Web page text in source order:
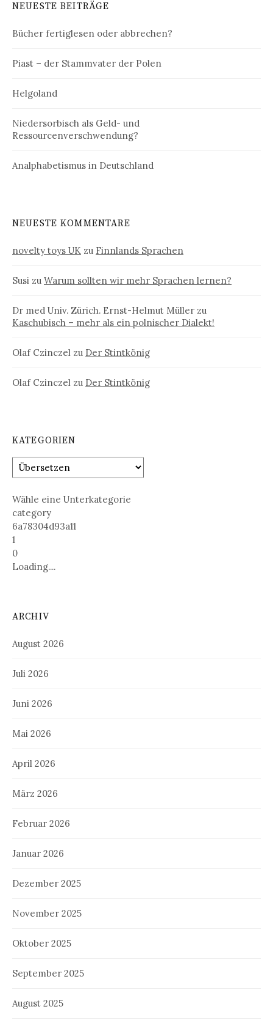
NEUESTE BEITRÄGE
Bücher fertiglesen oder abbrechen?
Piast – der Stammvater der Polen
Helgoland
Niedersorbisch als Geld- und
Ressourcenverschwendung?
Analphabetismus in Deutschland
NEUESTE KOMMENTARE
novelty toys UK zu Finnlands Sprachen
Susi zu Warum sollten wir mehr Sprachen lernen?
Dr med Univ. Zürich. Ernst-Helmut Müller zu
Kaschubisch – mehr als ein polnischer Dialekt!
Olaf Czinczel zu Der Stintkönig
Olaf Czinczel zu Der Stintkönig
KATEGORIEN
Wähle eine Unterkategorie
category
6a78304d93a11
1
0
Loading....
ARCHIV
August 2026
Juli 2026
Juni 2026
Mai 2026
April 2026
März 2026
Februar 2026
Januar 2026
Dezember 2025
November 2025
Oktober 2025
September 2025
August 2025